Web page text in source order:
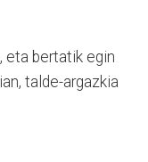
eta bertatik egin
talde-argazkia